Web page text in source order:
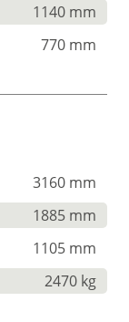
1140 mm
770 mm
3160 mm
1885 mm
1105 mm
2470 kg